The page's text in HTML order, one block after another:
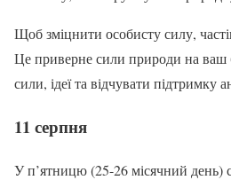
Щоб зміцнити особисту силу,
Це приверне сили природи на ваш
сили, ідеї та відчувати підтримку
11 серпня
У п’ятницю (25-26 місячний день)